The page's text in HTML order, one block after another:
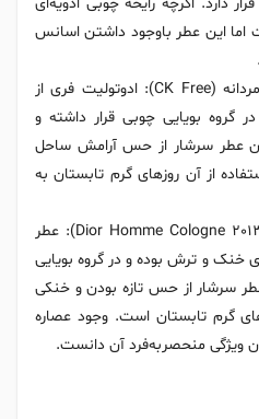
اما این عطر باوجود داشتن اسانس
ادوتولیت سی کی فری مردانه (CK Free): ادوتولیت فری از
گروه بویایی چوبی قرار داشته و
عطر سرشار از حس آرامش ساحل
از آن روزهای گرم تابستان به
دیور هوم کلون 2013 (Dior Homme Cologne 2013): عطر
خنک و ترش بوده و در گروه بویایی
عطر سرشار از حس تازه بودن و خنکی
گرم تابستان است. وجود عصاره
ویژگی منحصربه‌فرد آن دانست.